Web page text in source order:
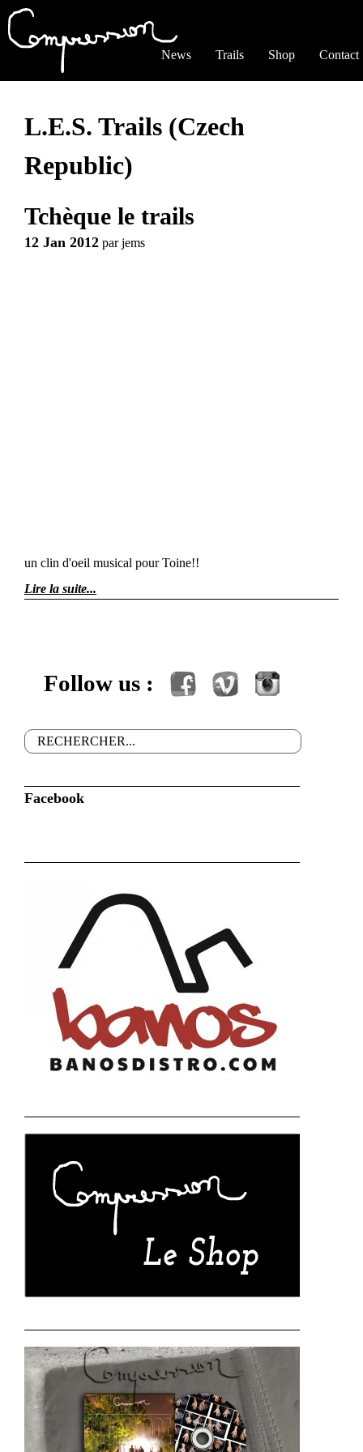
News Trails Shop Contact
L.E.S. Trails (Czech
Republic)
Tchèque le trails
12 Jan 2012 parjems
un clin d'oeil musical pour Toine!!
Lire la suite
Follow us : FacebookVimeo Instagram
Formulaire de recherche
Rechercher
Facebook